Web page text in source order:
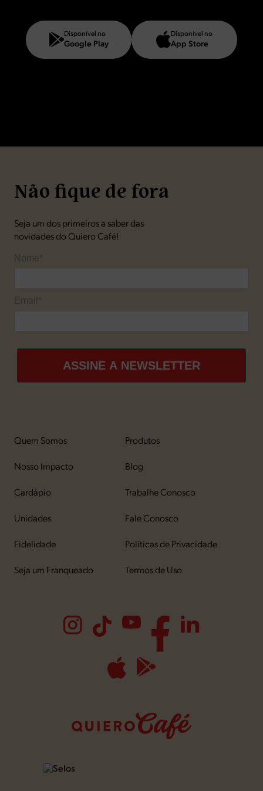
Disponível no
Google Play
Disponível no
App Store
Não fique de fora
Seja um dos primeiros a saber das
novidades do Quiero Café!
Nome*
Email*
ASSINE A NEWSLETTER
Quem Somos
Nosso Impacto
Cardápio
Unidades
Fidelidade
Seja um Franqueado
Produtos
Blog
Trabalhe Conosco
Fale Conosco
Políticas de Privacidade
Termos de Uso